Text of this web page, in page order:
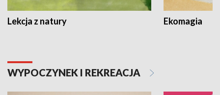
Lekcja z natury Ekomagia
WYPOCZYNEK I REKREACJA